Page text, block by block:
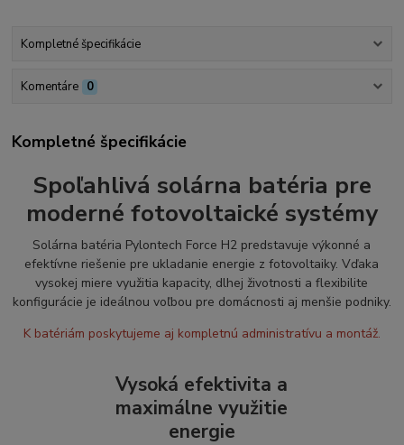
Kompletné špecifikácie
Komentáre 0
Kompletné špecifikácie
Spoľahlivá solárna batéria pre
moderné fotovoltaické systémy
Solárna batéria Pylontech Force H2 predstavuje výkonné a
efektívne riešenie pre ukladanie energie z fotovoltaiky. Vďaka
vysokej miere využitia kapacity, dlhej životnosti a flexibilite
konfigurácie je ideálnou voľbou pre domácnosti aj menšie podniky.
K batériám poskytujeme aj kompletnú administratívu a montáž.
Vysoká efektivita a
maximálne využitie
energie